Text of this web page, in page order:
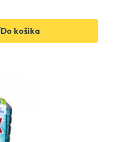
Do košíka